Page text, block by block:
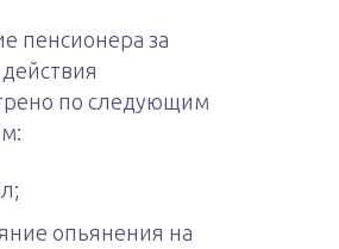
пенсионера за
по следующим
опьянения на